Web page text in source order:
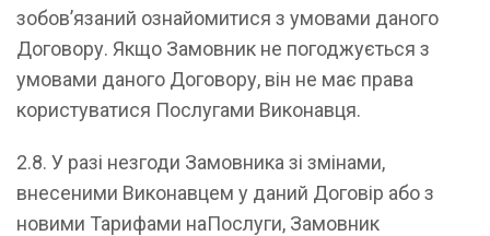
зобов’язаний ознайомитися з умовами даного
Договору. Якщо Замовник не погоджується з
умовами даного Договору, він не має права
користуватися Послугами Виконавця.
2.8. У разі незгоди Замовника зі змінами,
внесеними Виконавцем у даний Договір або з
новими Тарифами наПослуги, Замовник